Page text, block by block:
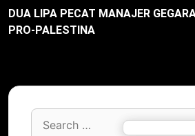
DUA LIPA PECAT MANAJER
PRO-PALESTINA
Search
for: